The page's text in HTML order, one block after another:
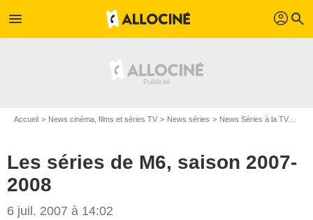
menu profil search
Accueil News cinéma, films et séries TV News séries News Séries à la TV
Les séries de M6, saison 2007-
2008
6 juil. 2007 à 14:02